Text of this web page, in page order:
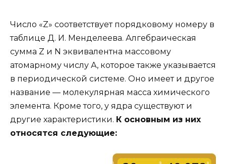
Число «Z» соответствует порядковому номеру в
таблице Д. И. Менделеева. Алгебраическая
сумма Z и N эквивалентна массовому
атомарному числу А, которое также указывается
в периодической системе. Оно имеет и другое
название — молекулярная масса химического
элемента. Кроме того, у ядра существуют и
другие характеристики. К основным из них
относятся следующие: